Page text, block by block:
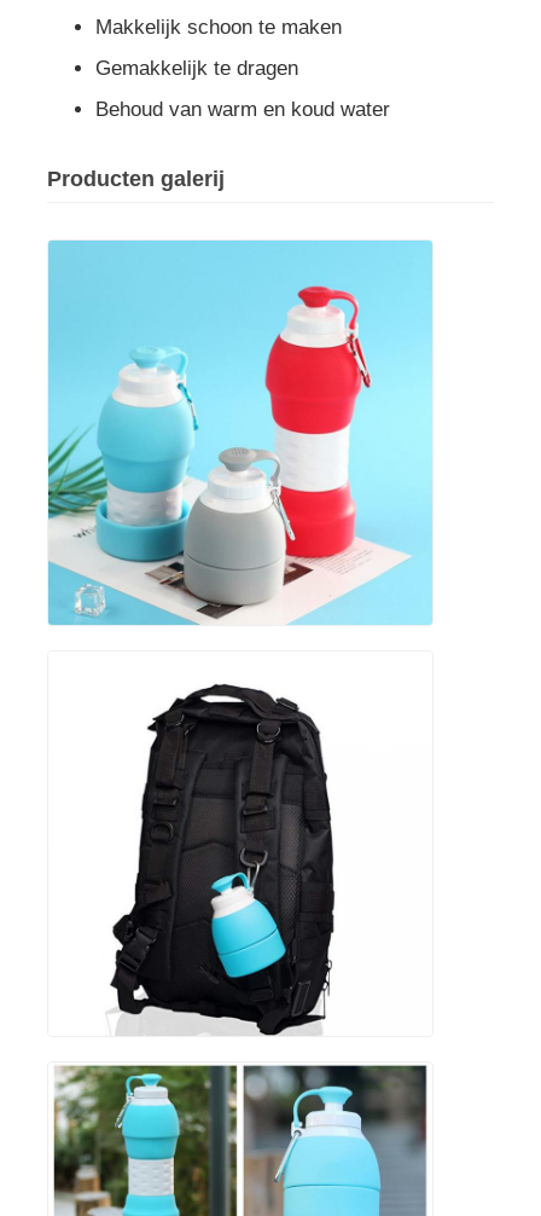
siliconen reispot
Keukenproducten van siliconen
Siliconenrubberproducten
Makkelijk schoon te maken
Gemakkelijk te dragen
Behoud van warm en koud water
Producten galerij